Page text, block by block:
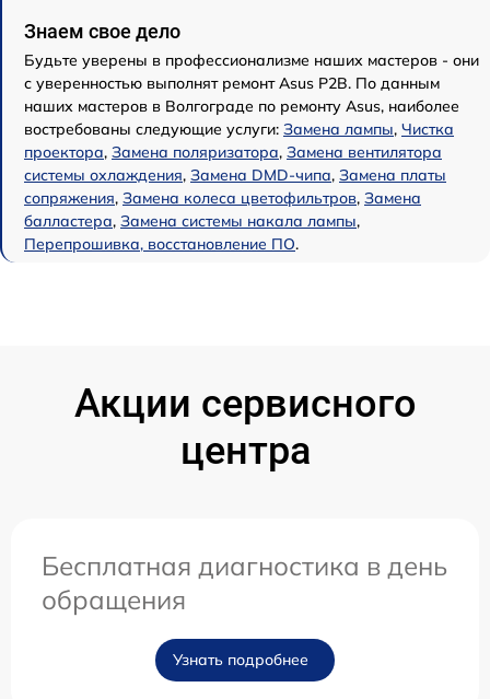
Знаем свое дело
Будьте уверены в профессионализме наших мастеров - они
с уверенностью выполнят ремонт Asus P2B. По данным
наших мастеров в Волгограде по ремонту Asus, наиболее
востребованы следующие услуги: Замена лампы, Чистка
проектора, Замена поляризатора, Замена вентилятора
системы охлаждения, Замена DMD-чипа, Замена платы
сопряжения, Замена колеса цветофильтров, Замена
балластера, Замена системы накала лампы,
Перепрошивка, восстановление ПО.
Акции сервисного
центра
Бесплатная диагностика в день
обращения
Узнать подробнее